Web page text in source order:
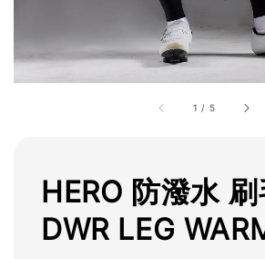
1 / 5
HERO 防潑水
DWR LEG